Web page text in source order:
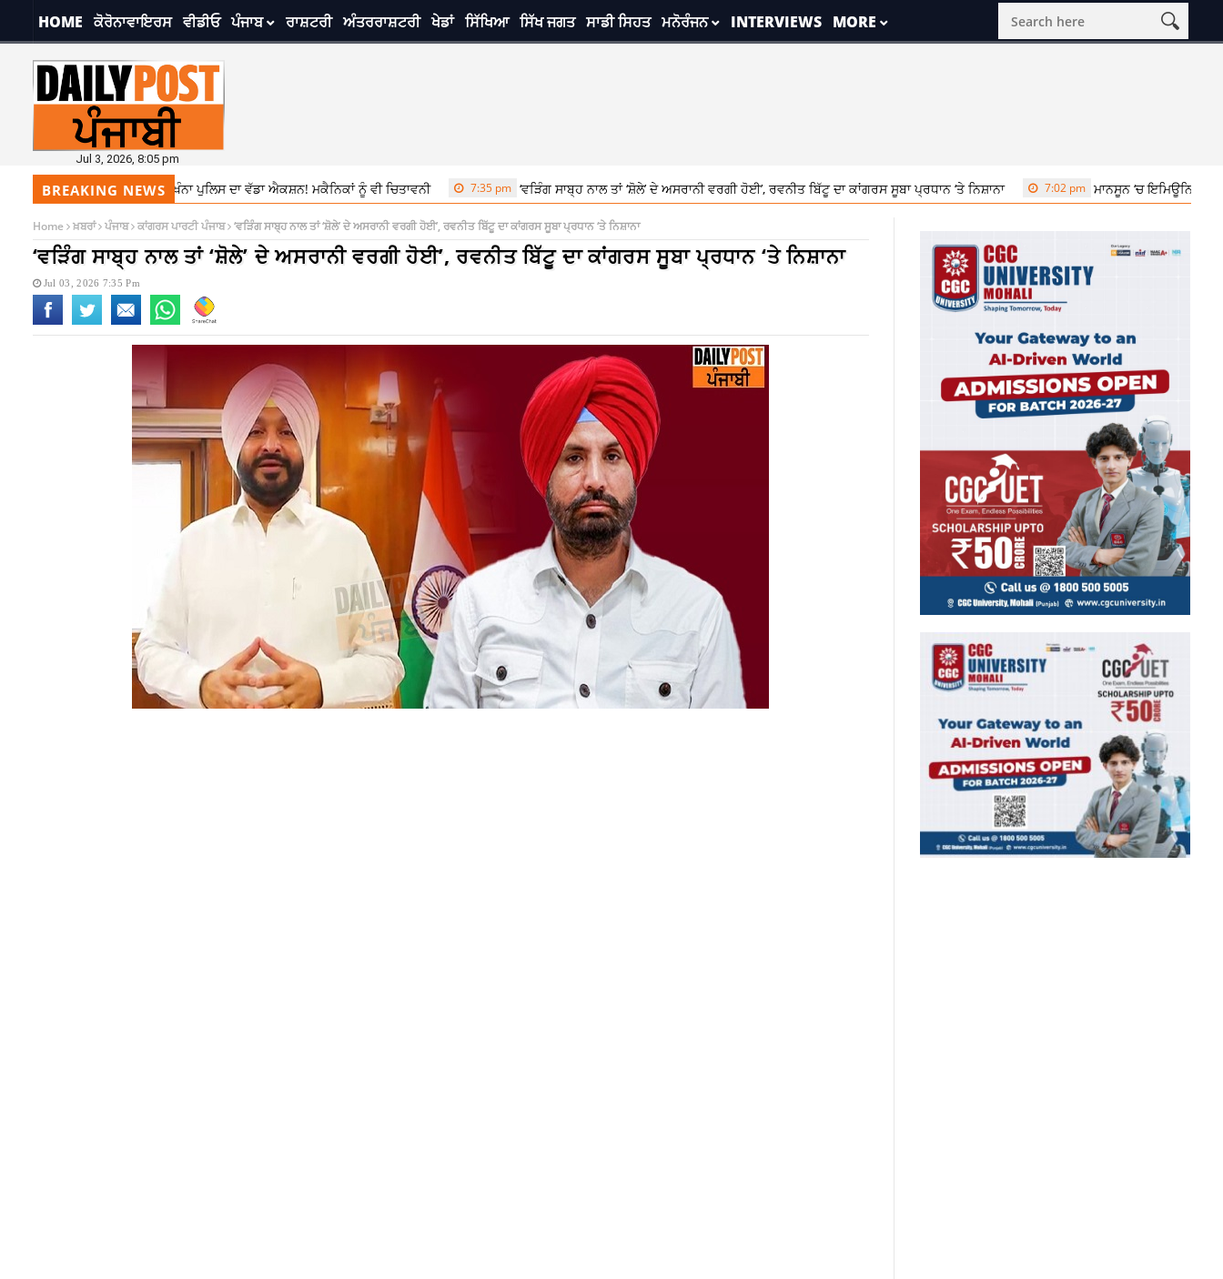
HOME ਕੋਰੋਨਾਵਾਇਰਸ ਵੀਡੀਓ ਪੰਜਾਬ ਰਾਸ਼ਟਰੀ ਅੰਤਰਰਾਸ਼ਟਰੀ ਖੇਡਾਂ ਸਿੱਖਿਆ ਸਿੱਖ ਜਗਤ ਸਾਡੀ ਸਿਹਤ ਮਨੋਰੰਜਨ INTERVIEWS MORE
Jul 3, 2026, 8:05 pm
BREAKING NEWS
ਵਾਲਿਆਂ ਖਿਲਾਫ ਖੰਨਾ ਪੁਲਿਸ ਦਾ ਵੱਡਾ ਐਕਸ਼ਨ! ਮਕੈਨਿਕਾਂ ਨੂੰ ਵੀ ਚਿਤਾਵਨੀ 7:35 pm ‘ਵੜਿੰਗ ਸਾਬ੍ਹ ਨਾਲ ਤਾਂ ‘ਸ਼ੋਲੇ’ ਦੇ ਅਸਰਾਨੀ ਵਰਗੀ ਹੋਈ’, ਰਵਨੀਤ ਬਿੱਟੂ ਦਾ ਕਾਂਗਰਸ ਸੂਬਾ ਪ੍ਰਧਾਨ ‘ਤੇ ਨਿਸ਼ਾਨਾ 7:02 pm ਮਾਨਸੂਨ ‘ਚ ਇਮਿਊਨਿਟੀ ਵਧਾਉਣ
Home ਖ਼ਬਰਾਂ ਪੰਜਾਬ ਕਾਂਗਰਸ ਪਾਰਟੀ ਪੰਜਾਬ ‘ਵੜਿੰਗ ਸਾਬ੍ਹ ਨਾਲ ਤਾਂ ‘ਸ਼ੋਲੇ’ ਦੇ ਅਸਰਾਨੀ ਵਰਗੀ ਹੋਈ’, ਰਵਨੀਤ ਬਿੱਟੂ ਦਾ ਕਾਂਗਰਸ ਸੂਬਾ ਪ੍ਰਧਾਨ ‘ਤੇ ਨਿਸ਼ਾਨਾ
‘ਵੜਿੰਗ ਸਾਬ੍ਹ ਨਾਲ ਤਾਂ ‘ਸ਼ੋਲੇ’ ਦੇ ਅਸਰਾਨੀ ਵਰਗੀ ਹੋਈ’, ਰਵਨੀਤ ਬਿੱਟੂ ਦਾ ਕਾਂਗਰਸ ਸੂਬਾ ਪ੍ਰਧਾਨ ‘ਤੇ ਨਿਸ਼ਾਨਾ
Jul 03, 2026 7:35 Pm